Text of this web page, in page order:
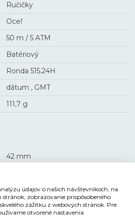
Ručičky
Oceľ
50 m / 5 ATM
Batériový
Ronda 515.24H
dátum , GMT
111,7 g
42 mm
údajov o našich návštevníkoch, na
stránok, zobrazovanie prispôsobeného
zážitku z webových stránok. Pre
otvorené nastavenia.